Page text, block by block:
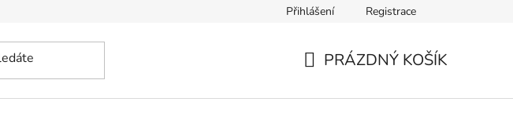
Zásady zpracování osobních údajů
Přihlášení Registrace
PRÁZDNÝ KOŠÍK